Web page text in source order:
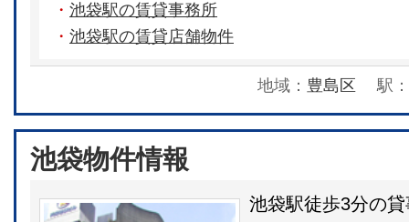
・ 池袋駅の賃貸事務所
・ 池袋駅の賃貸店舗物件
地域： 豊島区 駅：
池袋物件情報
池袋駅徒歩3分の